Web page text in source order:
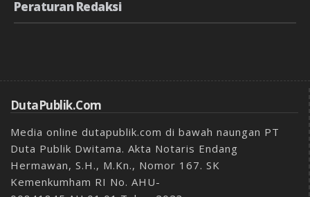
Peraturan Redaksi
DutaPublik.com
Media online dutapublik.com di bawah naungan PT
Duta Publik Dwitama. Akta Notaris Endang
Hermawan, S.H., M.Kn., Nomor 167. SK
Kemenkumham RI No. AHU-